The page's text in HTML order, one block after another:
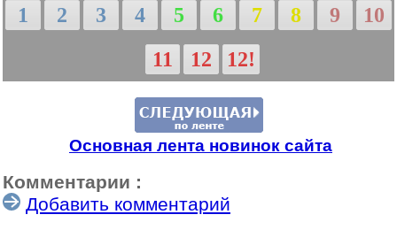
1 2 3 4 5 6 7 8 9
10
11
12 12!
Основная лента новинок сайта
Комментарии :
Добавить комментарий